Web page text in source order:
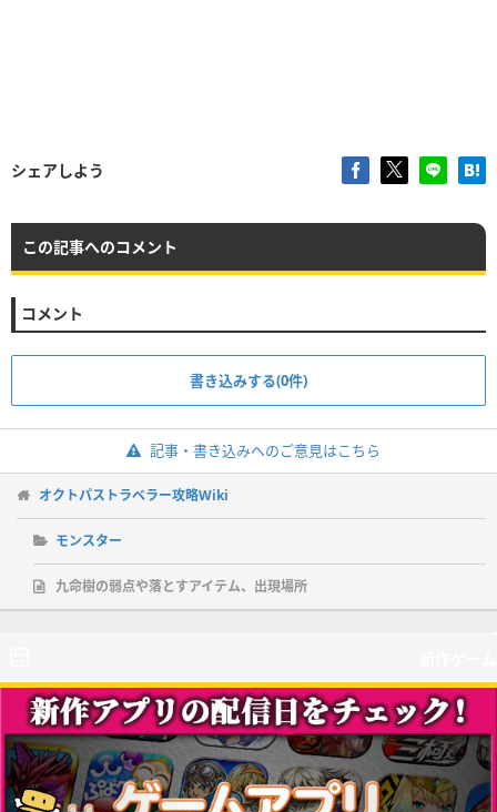
シェアしよう
この記事へのコメント
コメント
書き込みする(0件)
記事・書き込みへのご意見はこちら
オクトパストラベラー攻略Wiki
モンスター
九命樹の弱点や落とすアイテム、出現場所